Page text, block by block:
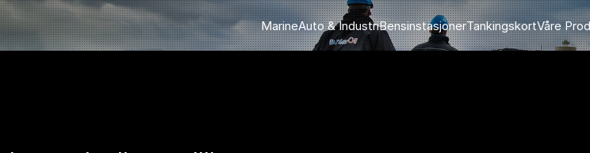
MarineAuto & IndustriBensinstasjonerTankingskortVåre